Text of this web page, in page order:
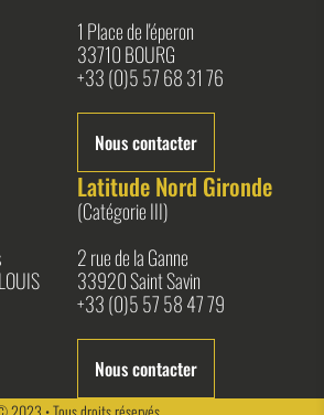
1 Place de l'éperon
33710 BOURG
+33 (0)5 57 68 31 76
Nous contacter
Latitude Nord Gironde
(Catégorie III)
2 rue de la Ganne
33920 Saint Savin
+33 (0)5 57 58 47 79
Nous contacter